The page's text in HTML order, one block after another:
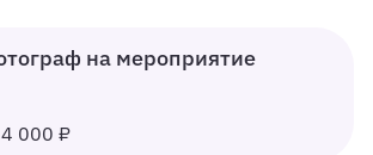
на мероприятие
000 ₽